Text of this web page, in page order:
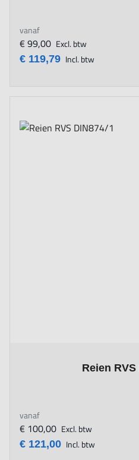
vanaf
€ 119,79 Incl. btw
€ 99,00 Excl. btw
Reien RVS
The price depends on the
vanaf
€ 121,00 Incl. btw
€ 100,00 Excl. btw